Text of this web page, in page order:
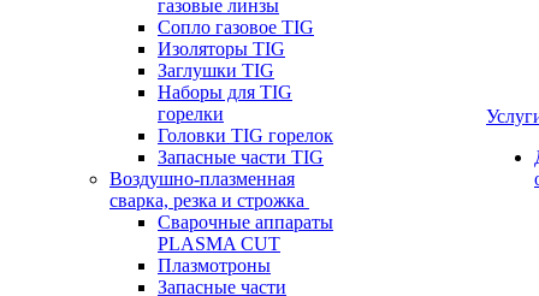
газовые линзы
Сопло газовое TIG
Изоляторы TIG
Заглушки TIG
Наборы для TIG
горелки
Головки TIG горелок
Запасные части TIG
Воздушно-плазменная
сварка, резка и строжка
Сварочные аппараты
PLASMA CUT
Плазмотроны
Запасные части